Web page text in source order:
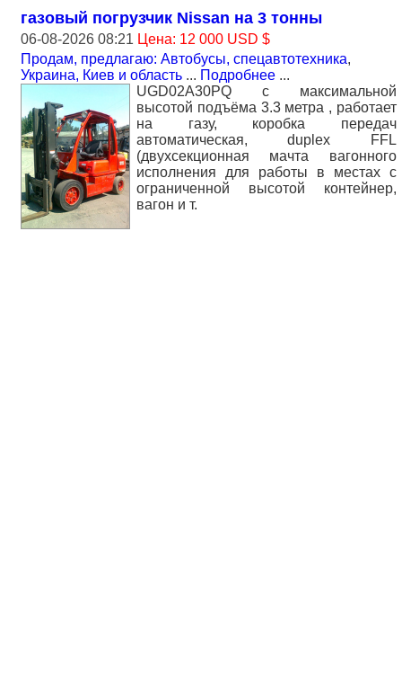
газовый погрузчик Nissan на 3 тонны
06-08-2026 08:21 Цена: 12 000 USD $
Продам, предлагаю: Автобусы, спецавтотехника,
Украина, Киев и область ... Подробнее ...
UGD02A30PQ с максимальной
высотой подъёма 3.3 метра , работает
на газу, коробка передач
автоматическая, duplex FFL
(двухсекционная мачта вагонного
исполнения для работы в местах с
ограниченной высотой контейнер,
вагон и т.